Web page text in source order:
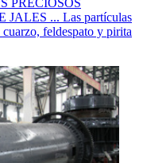
JALES ... Las partículas
cuarzo, feldespato y pirita